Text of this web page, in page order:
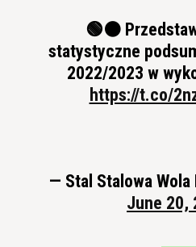
🟢⚫
statystyczne
2022/2023 w
https://t.co/
— Stal Stalowa Wola
June 20,